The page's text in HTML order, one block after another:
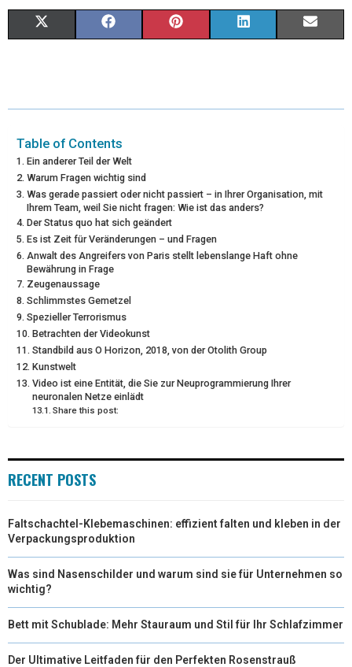
W
T
T
E
R
)
E
O
O
K
T
E
T
K
I
I
Table of Contents
Ein anderer Teil der Welt
Warum Fragen wichtig sind
Was gerade passiert oder nicht passiert – in Ihrer Organisation, mit
Ihrem Team, weil Sie nicht fragen: Wie ist das anders?
Der Status quo hat sich geändert
Es ist Zeit für Veränderungen – und Fragen
Anwalt des Angreifers von Paris stellt lebenslange Haft ohne
Bewährung in Frage
Zeugenaussage
Schlimmstes Gemetzel
Spezieller Terrorismus
Betrachten der Videokunst
Standbild aus O Horizon, 2018, von der Otolith Group
Kunstwelt
Video ist eine Entität, die Sie zur Neuprogrammierung Ihrer
neuronalen Netze einlädt
Share this post:
RECENT POSTS
Faltschachtel-Klebemaschinen: effizient falten und kleben in der
Verpackungsproduktion
Was sind Nasenschilder und warum sind sie für Unternehmen so
wichtig?
Bett mit Schublade: Mehr Stauraum und Stil für Ihr Schlafzimmer
Der Ultimative Leitfaden für den Perfekten Rosenstrauß